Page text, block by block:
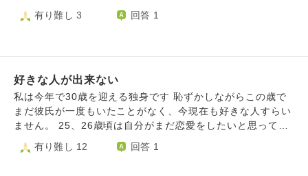
に就きました。 人間関係のトラブルにも気を配り、おかし
きたことは、恋愛経験がないと言うそれ1点で、全部無駄に
なるようなものなのですか。 それとももっと別の原因があ
って人から嫌われているからそんなことを言われるのでしょ
うか。 もう、自分に自信が持てません。 自分が好きなもの
も、憧れていた仕事も、自分自身も、全部大したものではな
い気がしています。 つらいです。
の良い存在にばかりなりそうになって 好きになっても仲良
せになって欲しい と言われるのですが(褒めてくれてありが
たいです) ここまでくると人を好きになるということがわか
らないし男性不信気味なのでお付き合いするという深い関係
が怖いです。 この先そういう人に出会えるのかもわからな
持ちにもなります。 私は行動力は、あるほうなので 職場に
経験はないです。 私の両親は離婚し小学生の頃からは母親
に育てられましたが、自己中心的な考えの母親からは愛され
てるんだろうと後悔の念に駆られる事もありますが、好きだ
とか愛だとか感情に振り回される事の無い関係性が楽だなと
思ってしまいます。 人を好きになりたい、愛したり、愛さ
れたいですが、人を信用する事が怖いです。 こんな私を愛
まう本当の心理とは何なのでしょうか。
有り難し 3 回答 1
好きな人が出来ない
私は今年で30歳を迎える独身です 恥ずかしながらこの歳で
まだ彼氏が一度もいたことがなく、今現在も好きな人すらい
ません。 25、26歳頃は自分がまだ恋愛をしたいと思ってい
ないから、恋愛をする時期ではないからと恋愛に対して一歩
引いていました。 ですが、30歳を越えてもまだそのスイッ
有り難し 12 回答 1